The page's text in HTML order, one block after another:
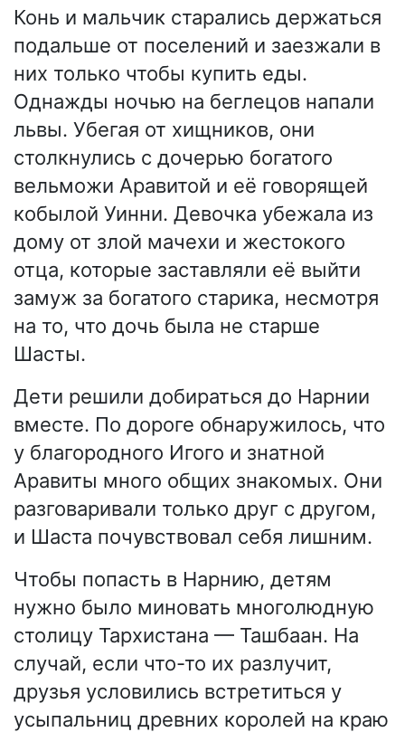
Конь и мальчик старались держаться
подальше от поселений и заезжали в
них только чтобы купить еды.
Однажды ночью на беглецов напали
львы. Убегая от хищников, они
столкнулись с дочерью богатого
вельможи Аравитой и её говорящей
кобылой Уинни. Девочка убежала из
дому от злой мачехи и жестокого
отца, которые заставляли её выйти
замуж за богатого старика, несмотря
на то, что дочь была не старше
Шасты.
Дети решили добираться до Нарнии
вместе. По дороге обнаружилось, что
у благородного Игого и знатной
Аравиты много общих знакомых. Они
разговаривали только друг с другом,
и Шаста почувствовал себя лишним.
Чтобы попасть в Нарнию, детям
нужно было миновать многолюдную
столицу Тархистана — Ташбаан. На
случай, если что-то их разлучит,
друзья условились встретиться у
усыпальниц древних королей на краю